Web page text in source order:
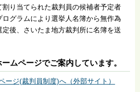
り当てられた裁判員の候補者予定者
グラムにより選挙人名簿から無作為
後、さいたま地方裁判所に名簿を送
ムページでご案内しています。
ージ(裁判員制度)へ（外部サイト）